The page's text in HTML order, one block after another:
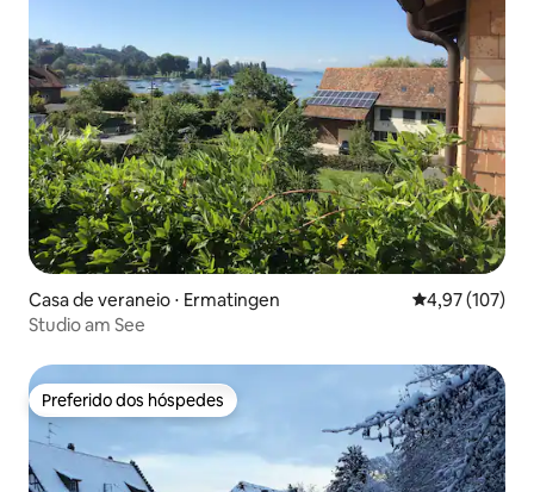
Casa de veraneio ⋅ Ermatingen 4,97 de uma
4,97 (107)
Studio am See
Preferido dos hóspedes
Preferido dos hóspedes